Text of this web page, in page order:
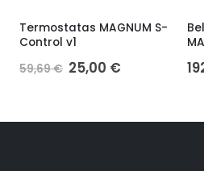
Termostatas MAGNUM S-
Control v1
59,69€ 25,00 €